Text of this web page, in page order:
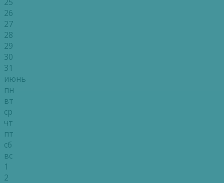
26
27
28
29
30
31
июнь
пн
вт
ср
чт
пт
сб
вс
1
2